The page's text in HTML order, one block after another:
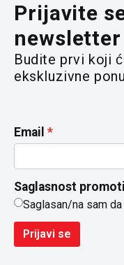
Prijavite
newsletter
Budite prvi koji
ekskluzivne
Email
Saglasnost
Saglasan/na sam
Prijavi se